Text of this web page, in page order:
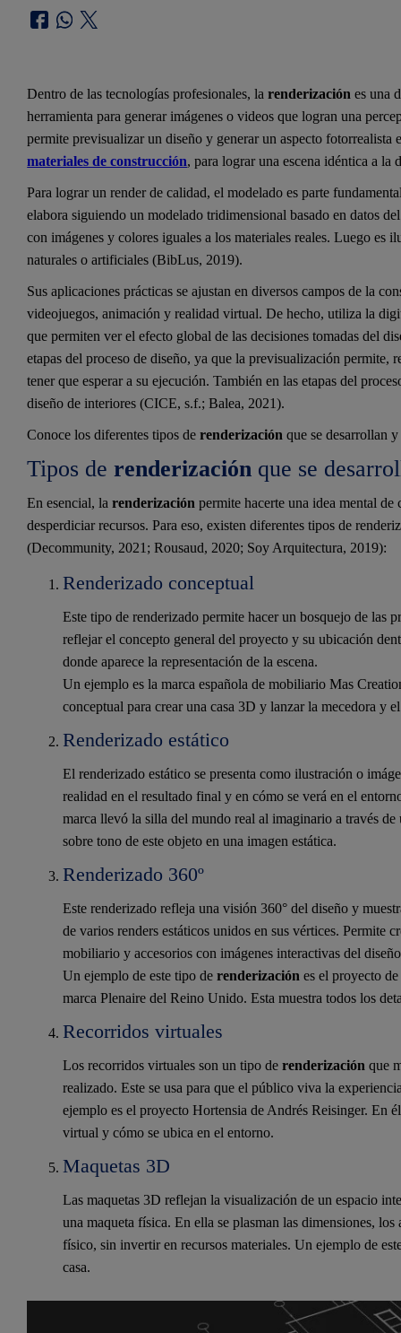
Dentro de las tecnologías profesionales, larenderización es una
herramienta para generar imágenes o videos que logran una
permite previsualizar un diseño y generar un aspecto
materiales de construcción, para lograr una escena idéntica a la
Para lograr un render de calidad, el modelado es parte
elabora siguiendo un modelado tridimensional basado en datos
con imágenes y colores iguales a los materiales reales. Luego es
naturales o artificiales (BibLus, 2019).
Sus aplicaciones prácticas se ajustan en diversos campos de la
videojuegos, animación y realidad virtual. De hecho, utiliza la
que permiten ver el efecto global de las decisiones tomadas del
etapas del proceso de diseño, ya que la previsualización permite,
tener que esperar a su ejecución. También en las etapas del
diseño de interiores (CICE, s.f.; Balea, 2021).
Conoce los diferentes tipos derenderización que se desarrollan
Tipos derenderización que se
En esencial, larenderización permite hacerte una idea mental
desperdiciar recursos. Para eso, existen diferentes tipos de
(Decommunity, 2021; Rousaud, 2020; Soy Arquitectura, 2019):
Renderizado conceptual
Este tipo de renderizado permite hacer un bosquejo de las
reflejar el concepto general del proyecto y su ubicación
donde aparece la representación de la escena.
Un ejemplo es la marca española de mobiliario Mas
conceptual para crear una casa 3D y lanzar la mecedora y
Renderizado estático
El renderizado estático se presenta como ilustración o
realidad en el resultado final y en cómo se verá en el
marca llevó la silla del mundo real al imaginario a través
sobre tono de este objeto en una imagen estática.
Renderizado 360º
Este renderizado refleja una visión 360° del diseño y
de varios renders estáticos unidos en sus vértices. Permite
mobiliario y accesorios con imágenes interactivas del
Un ejemplo de este tipo derenderización es el proyecto
marca Plenaire del Reino Unido. Esta muestra todos los
Recorridos virtuales
Los recorridos virtuales son un tipo derenderización que
realizado. Este se usa para que el público viva la
ejemplo es el proyecto Hortensia de Andrés Reisinger. En
virtual y cómo se ubica en el entorno.
Maquetas 3D
Las maquetas 3D reflejan la visualización de un espacio
una maqueta física. En ella se plasman las dimensiones,
físico, sin invertir en recursos materiales. Un ejemplo de
casa.